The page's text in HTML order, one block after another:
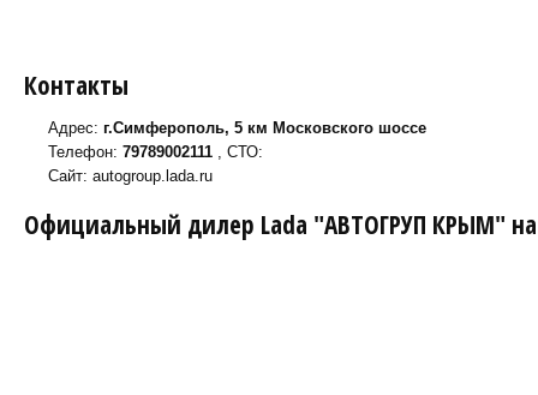
Контакты
Адрес: г.Симферополь, 5 км Московского шоссе
Телефон: 79789002111 , СТО:
Сайт: autogroup.lada.ru
Официальный дилер Lada "АВТОГРУП КРЫМ" на